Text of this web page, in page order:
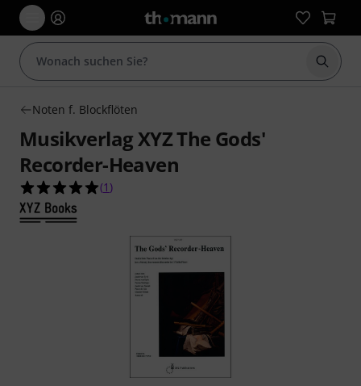
Suche
Noten f. Blockflöten
Musikverlag XYZ The Gods'
Recorder-Heaven
5.0 von 5 Sternen aus 1 Kundenbewertungen
(1 )